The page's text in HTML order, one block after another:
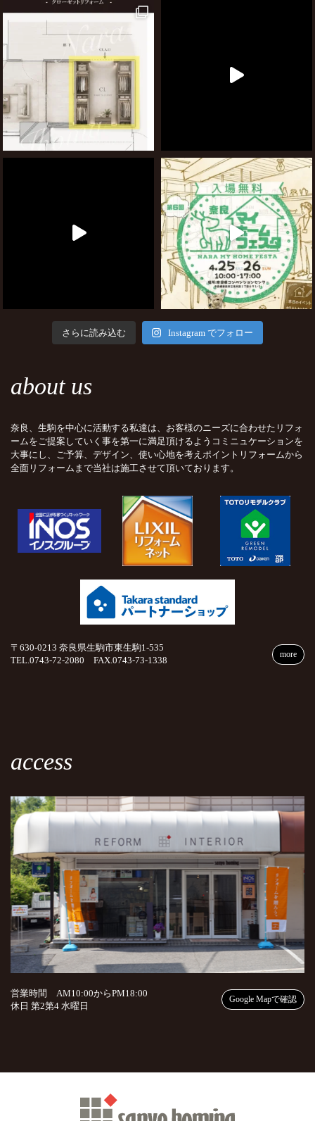
さらに読み込む Instagram でフォロー
about us
奈良、生駒を中心に活動する私達は、お客様のニーズに合わせたリフォ
ームをご提案していく事を第一に満足頂けるようコミニュケーションを
大事にし、ご予算、デザイン、使い心地を考えポイントリフォームから
全面リフォームまで当社は施工させて頂いております。
〒630-0213 奈良県生駒市東生駒1-535
TEL.0743-72-2080 FAX.0743-73-1338
more
access
営業時間 AM10:00からPM18:00
休日 第2第4 水曜日
Google Mapで確認